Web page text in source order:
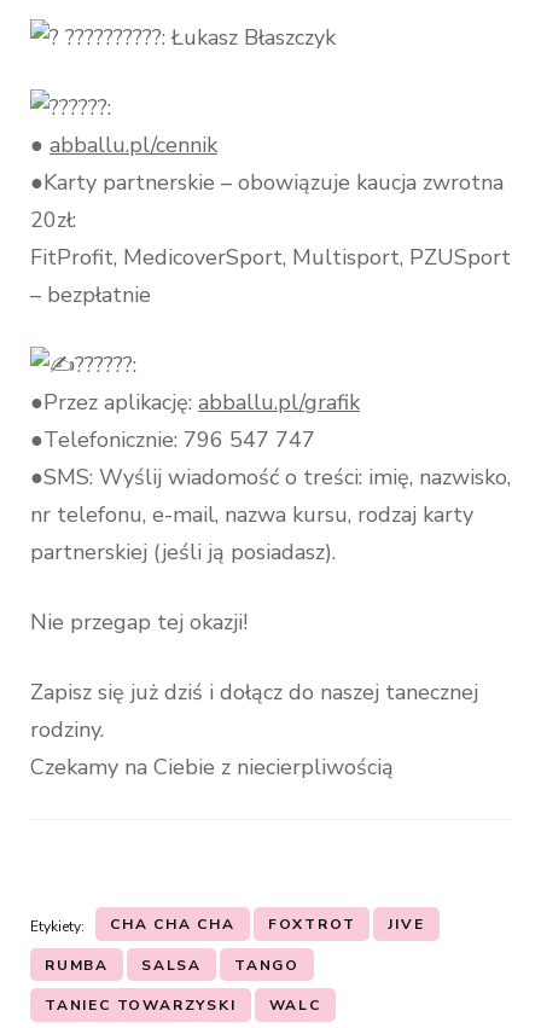
??????????: Łukasz Błaszczyk
?????:
● abballu.pl/cennik
●Karty partnerskie – obowiązuje kaucja zwrotna
20zł:
FitProfit, MedicoverSport, Multisport, PZUSport
– bezpłatnie
??????:
●Przez aplikację: abballu.pl/grafik
●Telefonicznie: 796 547 747
●SMS: Wyślij wiadomość o treści: imię, nazwisko,
nr telefonu, e-mail, nazwa kursu, rodzaj karty
partnerskiej (jeśli ją posiadasz).
Nie przegap tej okazji!
Zapisz się już dziś i dołącz do naszej tanecznej
rodziny.
Czekamy na Ciebie z niecierpliwością
Etykiety: CHA CHA CHA FOXTROT JIVE
RUMBA SALSA TANGO
TANIEC TOWARZYSKI WALC